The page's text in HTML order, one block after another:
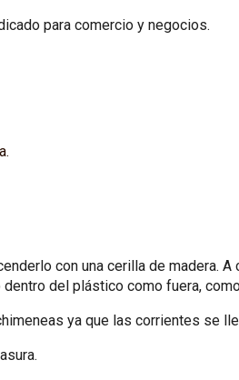
para comercio y negocios.
con una cerilla de madera.
del plástico como fuera,
ya que las corrientes se